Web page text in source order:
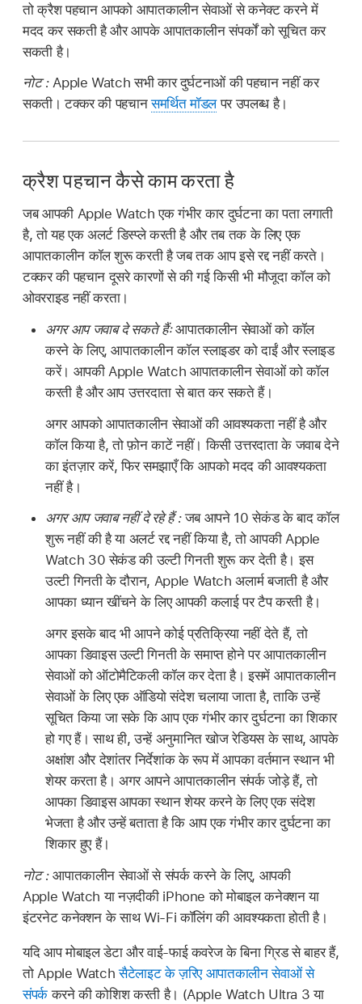
तो क्रैश पहचान आपको आपातकालीन सेवाओं से कनेक्ट करने में
मदद कर सकती है और आपके आपातकालीन संपर्कों को सूचित कर
सकती है।
नोट :Apple Watch सभी कार दुर्घटनाओं की पहचान नहीं कर
सकती। टक्कर की पहचानसमर्थित मॉडलपर उपलब्ध है।
क्रैश पहचान कैसे काम करता है
जब आपकी Apple Watch एक गंभीर कार दुर्घटना का पता लगाती
है, तो यह एक अलर्ट डिस्प्ले करती है और तब तक के लिए एक
आपातकालीन कॉल शुरू करती है जब तक आप इसे रद्द नहीं करते।
टक्कर की पहचान दूसरे कारणों से की गई किसी भी मौजूदा कॉल को
ओवरराइड नहीं करता।
अगर आप जवाब दे सकते हैंःआपातकालीन सेवाओं को कॉल
करने के लिए, आपातकालीन कॉल स्लाइडर को दाईं और स्लाइड
करें। आपकी Apple Watch आपातकालीन सेवाओं को कॉल
करती है और आप उत्तरदाता से बात कर सकते हैं।
अगर आपको आपातकालीन सेवाओं की आवश्यकता नहीं है और
कॉल किया है, तो फ़ोन काटें नहीं। किसी उत्तरदाता के जवाब देने
का इंतज़ार करें, फिर समझाएँ कि आपको मदद की आवश्यकता
नहीं है।
अगर आप जवाब नहीं दे रहे हैं :जब आपने 10 सेकंड के बाद कॉल
शुरू नहीं की है या अलर्ट रद्द नहीं किया है, तो आपकी Apple
Watch 30 सेकंड की उल्टी गिनती शुरू कर देती है। इस
उल्टी गिनती के दौरान, Apple Watch अलार्म बजाती है और
आपका ध्यान खींचने के लिए आपकी कलाई पर टैप करती है।
अगर इसके बाद भी आपने कोई प्रतिक्रिया नहीं देते हैं, तो
आपका डिवाइस उल्टी गिनती के समाप्त होने पर आपातकालीन
सेवाओं को ऑटोमैटिकली कॉल कर देता है। इसमें आपातकालीन
सेवाओं के लिए एक ऑडियो संदेश चलाया जाता है, ताकि उन्हें
सूचित किया जा सके कि आप एक गंभीर कार दुर्घटना का शिकार
हो गए हैं। साथ ही, उन्हें अनुमानित खोज रेडियस के साथ, आपके
अक्षांश और देशांतर निर्देशांक के रूप में आपका वर्तमान स्थान भी
शेयर करता है। अगर आपने आपातकालीन संपर्क जोड़े हैं, तो
आपका डिवाइस आपका स्थान शेयर करने के लिए एक संदेश
भेजता है और उन्हें बताता है कि आप एक गंभीर कार दुर्घटना का
शिकार हुए हैं।
नोट :आपातकालीन सेवाओं से संपर्क करने के लिए, आपकी
Apple Watch या नज़दीकी iPhone को मोबाइल कनेक्शन या
इंटरनेट कनेक्शन के साथ Wi-Fi कॉलिंग की आवश्यकता होती है।
यदि आप मोबाइल डेटा और वाई-फाई कवरेज के बिना ग्रिड से बाहर हैं,
तो Apple Watchसैटेलाइट के ज़रिए आपातकालीन सेवाओं से
संपर्ककरने की कोशिश करती है। (Apple Watch Ultra 3 या